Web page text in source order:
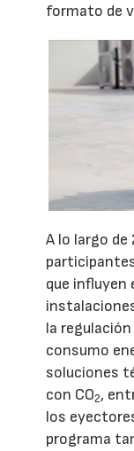
formato de
A lo largo
que influyen
la
consumo
soluciones
con CO2,
los
programa